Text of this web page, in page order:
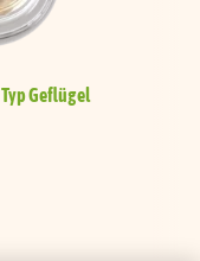
Typ Geflügel